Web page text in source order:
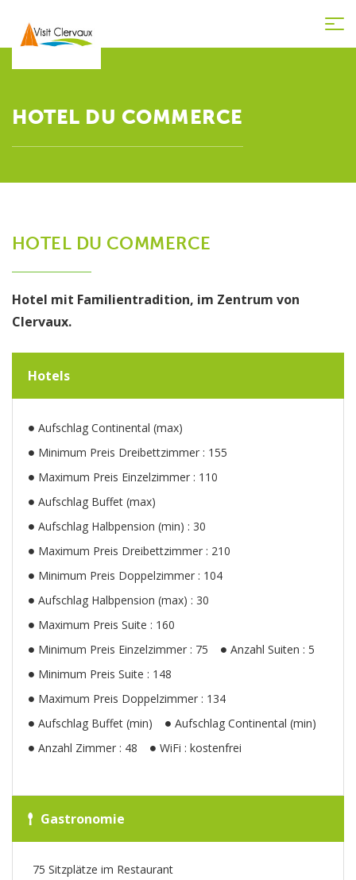
HOTEL DU COMMERCE
HOTEL DU COMMERCE
Hotel mit Familientradition, im Zentrum von
Clervaux.
Hotels
Aufschlag Continental (max)
Minimum Preis Dreibettzimmer : 155
Maximum Preis Einzelzimmer : 110
Aufschlag Buffet (max)
Aufschlag Halbpension (min) : 30
Maximum Preis Dreibettzimmer : 210
Minimum Preis Doppelzimmer : 104
Aufschlag Halbpension (max) : 30
Maximum Preis Suite : 160
Minimum Preis Einzelzimmer : 75
Anzahl Suiten : 5
Minimum Preis Suite : 148
Maximum Preis Doppelzimmer : 134
Aufschlag Buffet (min)
Aufschlag Continental (min)
Anzahl Zimmer : 48
WiFi : kostenfrei
Gastronomie
75 Sitzplätze im Restaurant